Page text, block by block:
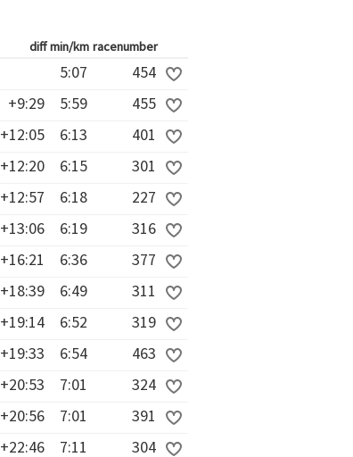
diff min/km racenumber
5:07
454
+9:29 5:59
455
+12:05 6:13
401
+12:20 6:15
301
+12:57 6:18
227
+13:06 6:19
316
+16:21 6:36
377
+18:39 6:49
311
+19:14 6:52
319
+19:33 6:54
463
+20:53 7:01
324
+20:56 7:01
391
+22:46 7:11 304